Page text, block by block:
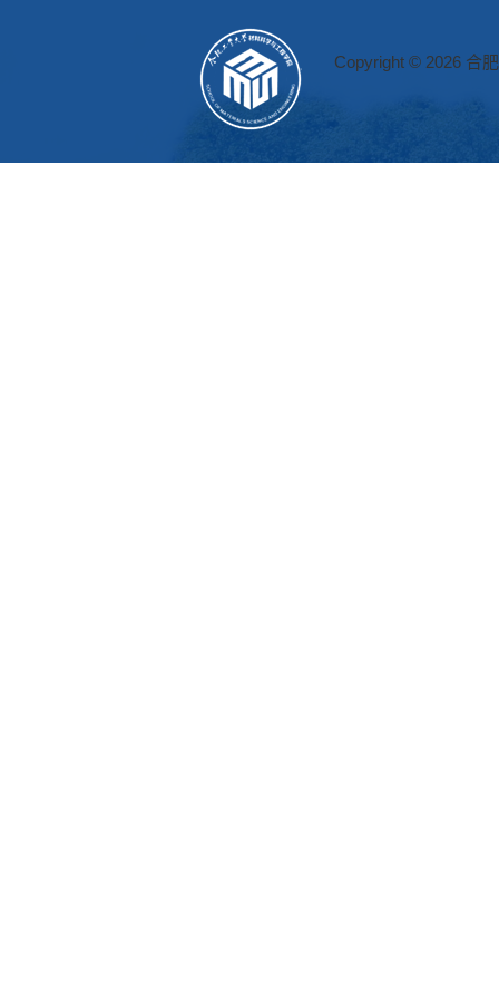
Copyright © 2026 合